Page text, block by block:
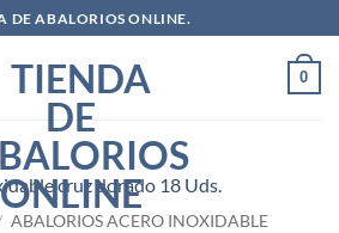
DE ABALORIOS ONLINE.
0
ABALORIOS ACERO INOXIDABLE